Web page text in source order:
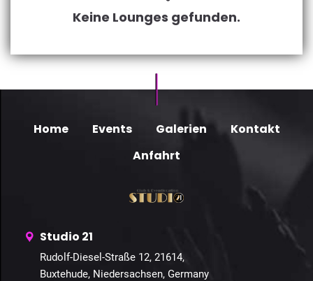
Keine Lounges gefunden.
Home Events Galerien
Kontakt
Anfahrt
Studio 21
Rudolf-Diesel-Straße 12, 21614,
Buxtehude, Niedersachsen, Germany